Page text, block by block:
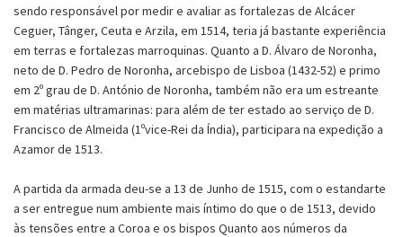
sendo responsável por medir e avaliar as fortalezas de Alcácer
Ceguer, Tânger, Ceuta e Arzila, em 1514, teria já bastante experiência
em terras e fortalezas marroquinas. Quanto a D. Álvaro de Noronha,
neto de D. Pedro de Noronha, arcebispo de Lisboa (1432-52) e primo
em 2º grau de D. António de Noronha, também não era um estreante
em matérias ultramarinas: para além de ter estado ao serviço de D.
Francisco de Almeida (1ºvice-Rei da Índia), participara na expedição a
Azamor de 1513.
A partida da armada deu-se a 13 de Junho de 1515, com o estandarte
a ser entregue num ambiente mais íntimo do que o de 1513, devido
às tensões entre a Coroa e os bispos Quanto aos números da